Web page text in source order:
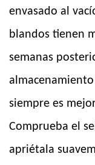
envasado al
blandos tienen
semanas
siempre es
Comprueba el
apriétala